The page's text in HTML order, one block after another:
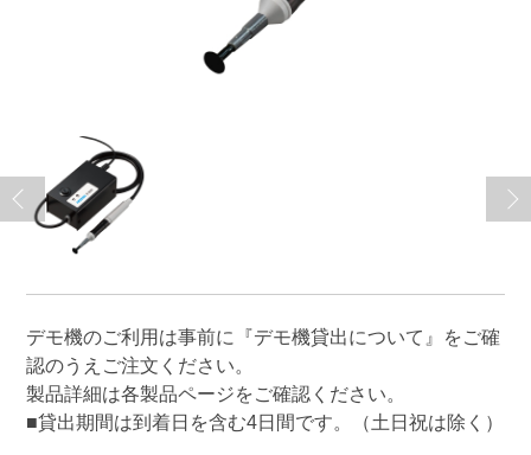
デモ機のご利用は事前に 『デモ機貸出について』
をご確
認のうえご注文ください。
製品詳細は各製品ページをご確認ください。
■貸出期間は到着日を含む4日間です。（土日祝は除く）